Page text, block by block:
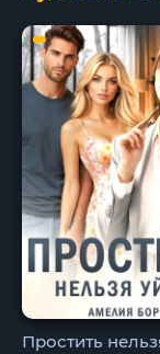
Простить